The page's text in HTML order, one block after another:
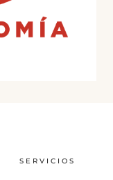
SERVICIOS